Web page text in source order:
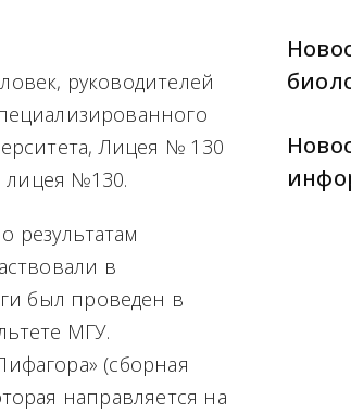
руководителей
Лицея № 130
№130.
результатам
в
был проведен в
МГУ.
(сборная
направляется на